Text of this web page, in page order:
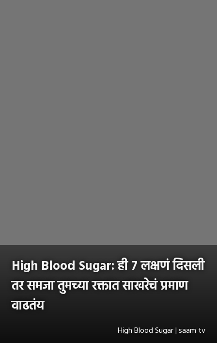
High Blood Sugar: ही ७ लक्षणं दिसली
तर समजा तुमच्या रक्तात साखरेचं प्रमाण
वाढतंय
High Blood Sugar | saam tv